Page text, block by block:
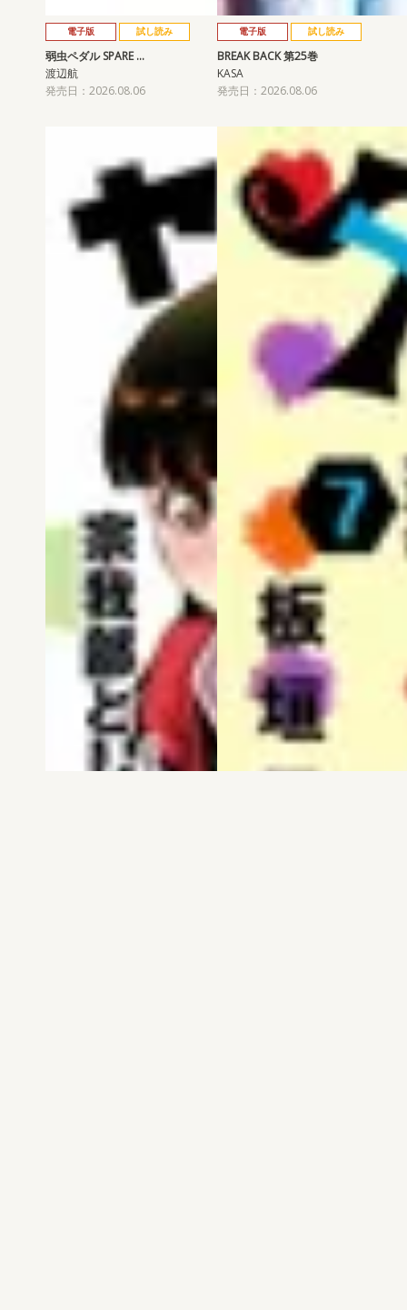
電子版 試し読み
弱虫ペダル SPARE …
渡辺航
発売日：2026.08.06
電子版 試し読み
BREAK BACK 第25巻
KASA
発売日：2026.08.06